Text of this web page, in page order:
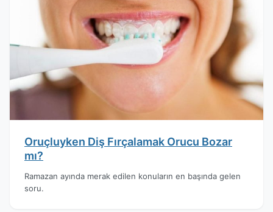
Oruçluyken Diş Fırçalamak Orucu Bozar
mı?
Ramazan ayında merak edilen konuların en başında gelen
soru.